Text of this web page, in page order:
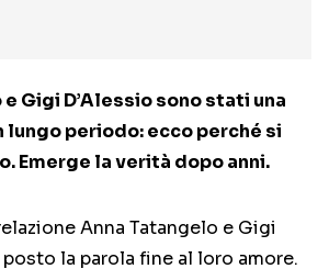
Gigi D’Alessio sono stati una
lungo periodo: ecco perché si
Emerge la verità dopo anni.
Anna Tatangelo e Gigi
posto la parola fine al loro amore.